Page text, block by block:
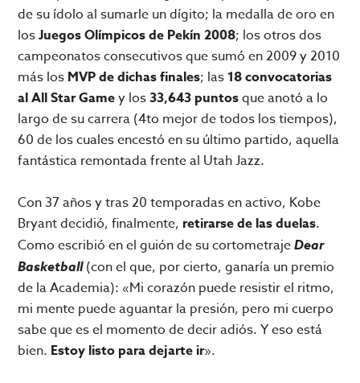
de su ídolo al sumarle un dígito; la medalla de oro en
losJuegos Olímpicos de Pekín 2008; los otros dos
campeonatos consecutivos que sumó en 2009 y 2010
más los MVP de dichas finales; las 18 convocatorias
al All Star Gamey los33,643 puntosque anotó a lo
largo de su carrera (4to mejor de todos los tiempos),
60 de los cuales encestó en su último partido, aquella
fantástica remontada frente al Utah Jazz.
Con 37 años y tras 20 temporadas en activo, Kobe
Bryant decidió, finalmente, retirarse de las duelas.
Como escribió en el guión de su cortometrajeDear
Basketball(con el que, por cierto, ganaría un premio
de la Academia): «Mi corazón puede resistir el ritmo,
mi mente puede aguantar la presión, pero mi cuerpo
sabe que es el momento de decir adiós. Y eso está
bien. Estoy listo para dejarte ir».